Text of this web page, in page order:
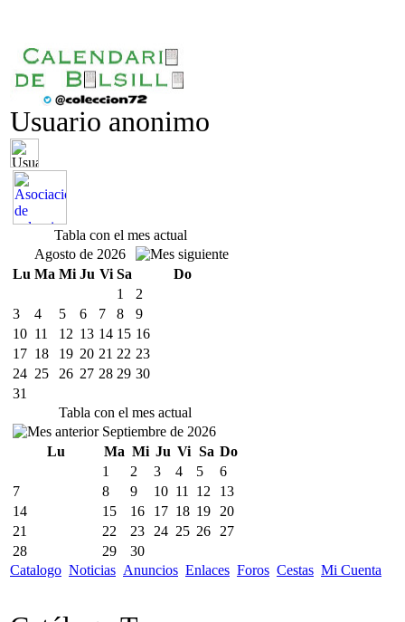
Usuario anonimo
Tabla con el mes actual
Agosto de 2026
Lu Ma Mi Ju Vi Sa
Do
1
2
3
4 5 6 7 8
9
10 11 12 13 14 15 16
17 18 19 20 21 22 23
24 25 26 27 28 29 30
31
Tabla con el mes actual
Septiembre de 2026
Lu
Ma Mi Ju Vi Sa Do
1
2 3 4 5
6
7
8 9 10 11 12
13
14
15 16 17 18 19
20
21
22 23 24 25 26
27
28
29
30
Catalogo Noticias Anuncios Enlaces Foros Cestas Mi Cuenta